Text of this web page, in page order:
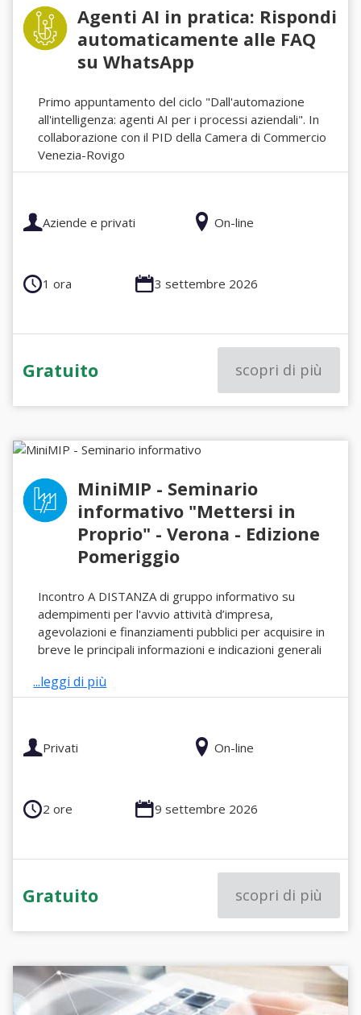
Agenti AI in pratica: Rispondi
automaticamente alle FAQ
su WhatsApp
Primo appuntamento del ciclo "Dall'automazione
all'intelligenza: agenti AI per i processi aziendali". In
collaborazione con il PID della Camera di Commercio
Venezia-Rovigo
Aziende e privati On-line
1 ora 3 settembre 2026
Gratuito scopri di più
MiniMIP - Seminario
informativo "Mettersi in
Proprio" - Verona - Edizione
Pomeriggio
Incontro A DISTANZA di gruppo informativo su
adempimenti per l'avvio attività d’impresa,
agevolazioni e finanziamenti pubblici per acquisire in
breve le principali informazioni e indicazioni generali
...leggi di più
Privati On-line
2 ore 9 settembre 2026
Gratuito scopri di più